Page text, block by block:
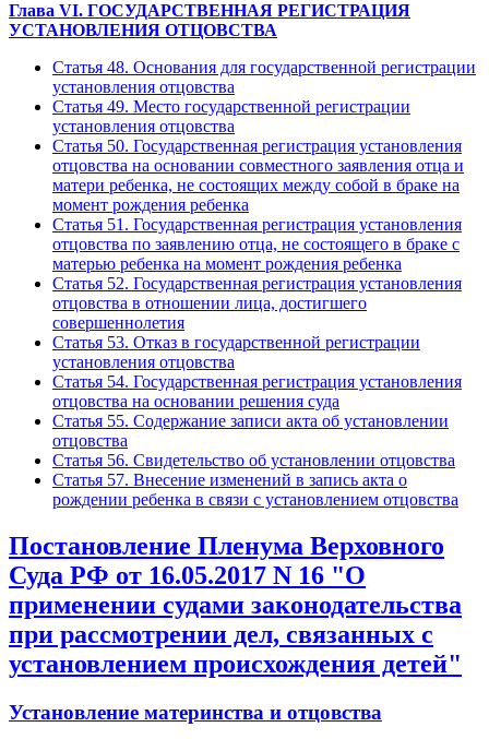
Глава VI. ГОСУДАРСТВЕННАЯ РЕГИСТРАЦИЯ
УСТАНОВЛЕНИЯ ОТЦОВСТВА
Статья 48. Основания для государственной регистрации
установления отцовства
Статья 49. Место государственной регистрации
установления отцовства
Статья 50. Государственная регистрация установления
отцовства на основании совместного заявления отца и
матери ребенка, не состоящих между собой в браке на
момент рождения ребенка
Статья 51. Государственная регистрация установления
отцовства по заявлению отца, не состоящего в браке с
матерью ребенка на момент рождения ребенка
Статья 52. Государственная регистрация установления
отцовства в отношении лица, достигшего
совершеннолетия
Статья 53. Отказ в государственной регистрации
установления отцовства
Статья 54. Государственная регистрация установления
отцовства на основании решения суда
Статья 55. Содержание записи акта об установлении
отцовства
Статья 56. Свидетельство об установлении отцовства
Статья 57. Внесение изменений в запись акта о
рождении ребенка в связи с установлением отцовства
Постановление Пленума Верховного
Суда РФ от 16.05.2017 N 16 "О
применении судами законодательства
при рассмотрении дел, связанных с
установлением происхождения детей"
Установление материнства и отцовства